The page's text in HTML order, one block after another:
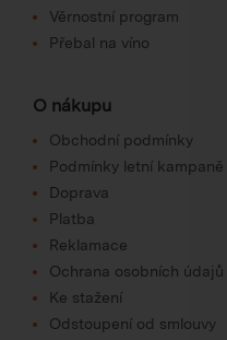
Věrnostní program
Přebal na víno
O nákupu
Obchodní podmínky
Podmínky letní kampaně
Doprava
Platba
Reklamace
Ochrana osobních údajů
Ke stažení
Odstoupení od smlouvy